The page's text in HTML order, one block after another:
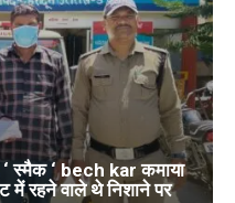
‘ bech kar कमाया
में रहने वाले थे निशाने पर